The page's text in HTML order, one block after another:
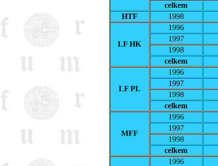
celkem
HTF
1998
LF HK
1996
1997
1998
celkem
LF PL
1996
1997
1998
celkem
MFF
1996
1997
1998
celkem
1996